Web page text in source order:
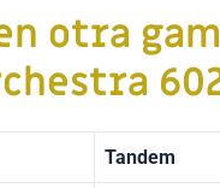
otra
Tandem